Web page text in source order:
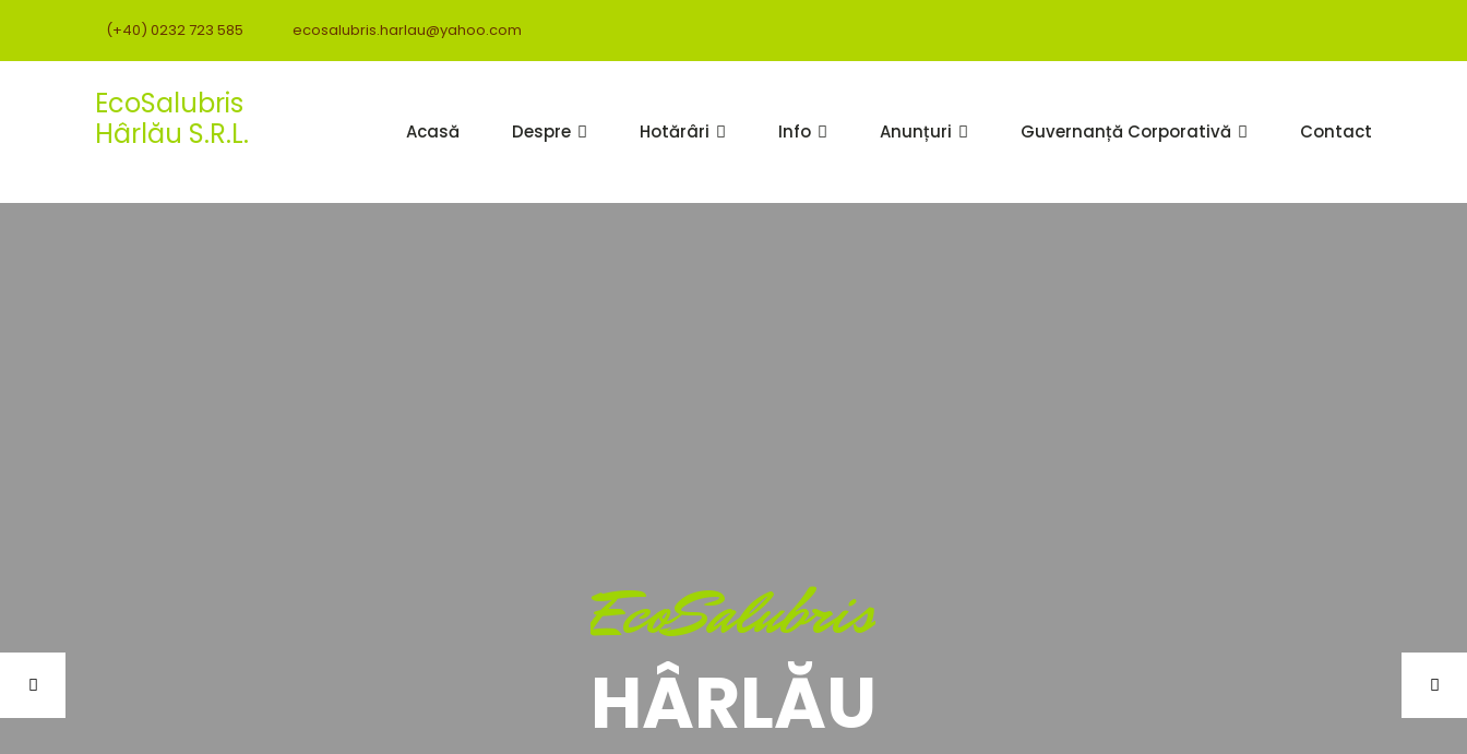
(+40) 0232 723 585 ecosalubris.harlau@yahoo.com
EcoSalubris
Hârlău S.R.L.
Acasă Despre Hotărâri Info Anunțuri Guvernanță Corporativă Contact
EcoSalubris
HÂRLĂU